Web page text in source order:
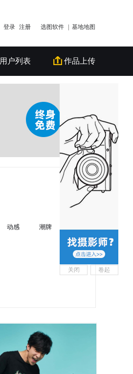
关闭 卷起
登录 注册 选图软件 | 基地地图
用户列表 作品上传
动感 潮牌